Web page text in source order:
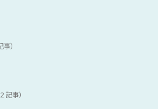
事）
記事）